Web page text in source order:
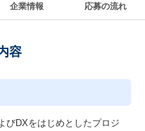
企業情報 応募の流れ
容
びDXをはじめとしたプロジ